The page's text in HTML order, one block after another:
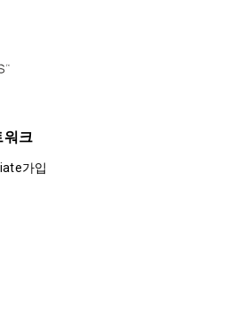
워크
가입